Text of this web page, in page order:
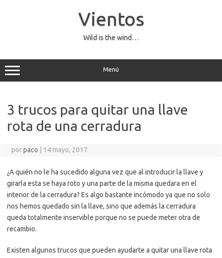
Vientos
Wild is the wind…
Menú
3 trucos para quitar una llave
rota de una cerradura
porpaco 14 mayo, 2017
¿A quién no le ha sucedido alguna vez que al introducir la llave y
girarla esta se haya roto y una parte de la misma quedara en el
interior de la cerradura? Es algo bastante incómodo ya que no solo
nos hemos quedado sin la llave, sino que además la cerradura
queda totalmente inservible porque no se puede meter otra de
recambio.
Existen algunos trucos que pueden ayudarte a quitar una llave rota